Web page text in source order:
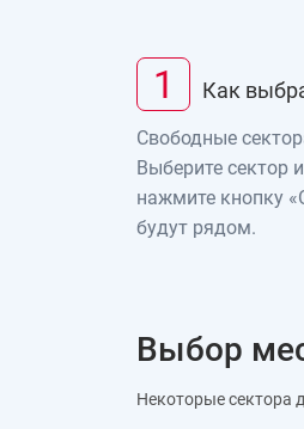
1 Как
Свободные
Выберите сектор
нажмите кнопку
будут рядом.
Выбор
Некоторые сектора